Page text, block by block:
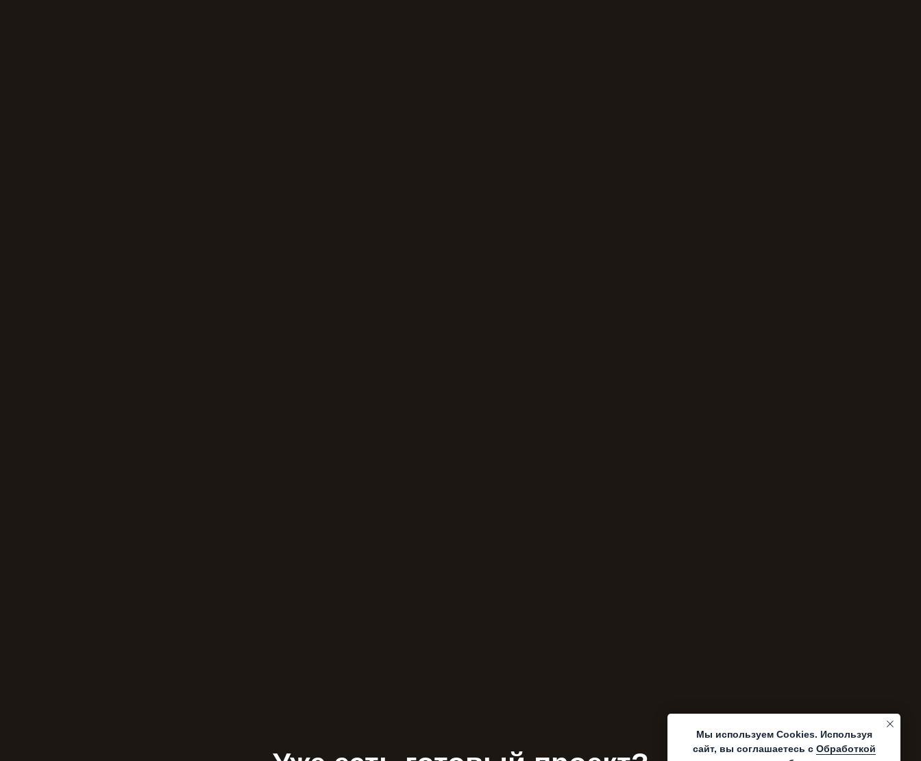
Мы используем Cookies. Используя
сайт, вы соглашаетесь с Обработкой